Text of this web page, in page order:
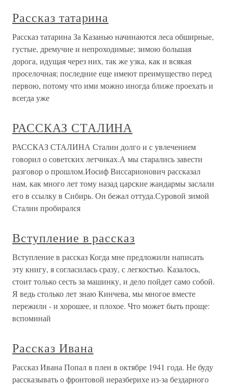
Рассказ татарина
Рассказ татарина За Казанью начинаются леса обширные,
густые, дремучие и непроходимые; зимою большая
дорога, идущая через них, так же узка, как и всякая
проселочная; последние еще имеют преимущество перед
первою, потому что ими можно иногда ближе проехать и
всегда уже
РАССКАЗ СТАЛИНА
РАССКАЗ СТАЛИНА Сталин долго и с увлечением
говорил о советских летчиках.А мы старались завести
разговор о прошлом.Иосиф Виссарионович рассказал
нам, как много лет тому назад царские жандармы заслали
его в ссылку в Сибирь. Он бежал оттуда.Суровой зимой
Сталин пробирался
Вступление в рассказ
Вступление в рассказ Когда мне предложили написать
эту книгу, я согласилась сразу, с легкостью. Казалось,
стоит только сесть за машинку, и дело пойдет само собой.
Я ведь столько лет знаю Кинчева, мы многое вместе
пережили - и хорошее, и плохое. Что может быть проще:
вспоминай
Рассказ Ивана
Рассказ Ивана Попал в плен в октябре 1941 года. Не буду
рассказывать о фронтовой неразберихе из-за бездарного